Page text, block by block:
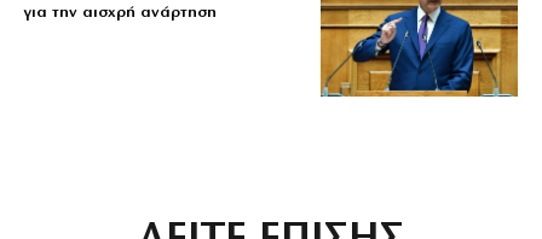
για την αισχρή ανάρτηση